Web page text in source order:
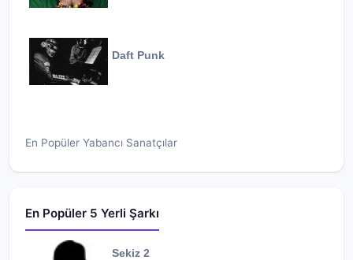
Daft Punk
En Popüler Yabancı Sanatçılar
En Popüler 5 Yerli Şarkı
Sekiz 2